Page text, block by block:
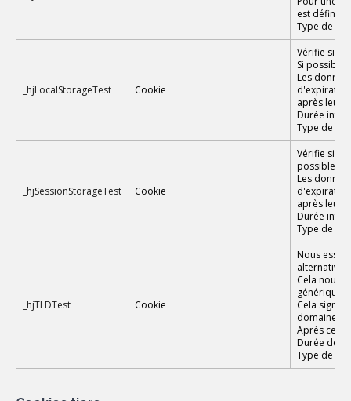
est définie
Type de
_hjLocalStorageTest Cookie
Vérifie si le
Si
Les
après leur
Durée
Type de
_hjSessionStorageTest Cookie
Vérifie si le
possible, la
Les
après leur
Durée
Type de
_hjTLDTest Cookie
Nous
Cela nous
générique
Cela
domaines
Après
Durée de
Type de